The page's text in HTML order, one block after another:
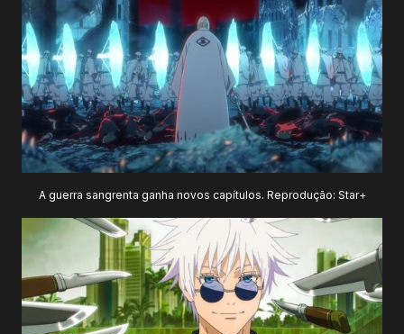
A guerra sangrenta ganha novos capítulos. Reprodução: Star+